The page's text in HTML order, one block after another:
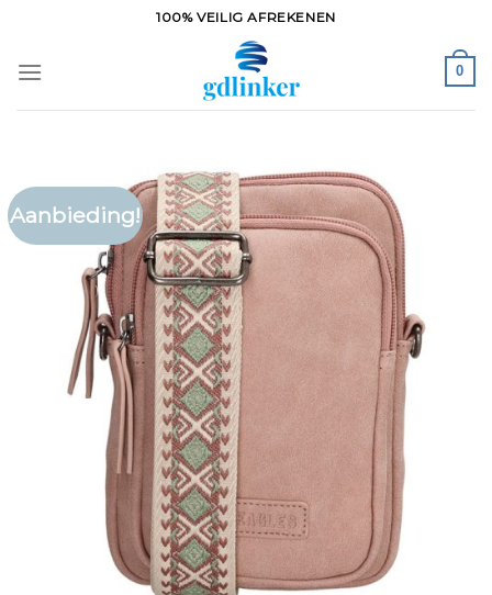
inhoud
100% VEILIG AFREKENEN
0
Aanbieding!